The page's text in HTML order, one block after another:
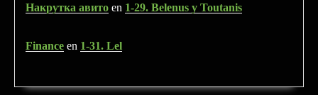
Накрутка авито en 1-29. Belenus y Toutanis
Finance en 1-31. Lel